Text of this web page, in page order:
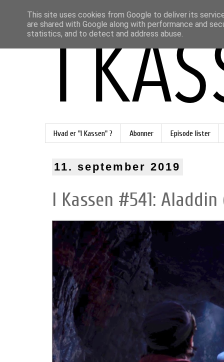
Hvad er "I Kassen" ? Abonner Episode lister
11. september 2019
I Kassen #541: Aladdin
This site uses cookies from Google to deliver its
are shared with Google along with performance and
statistics, and to detect and address abuse.